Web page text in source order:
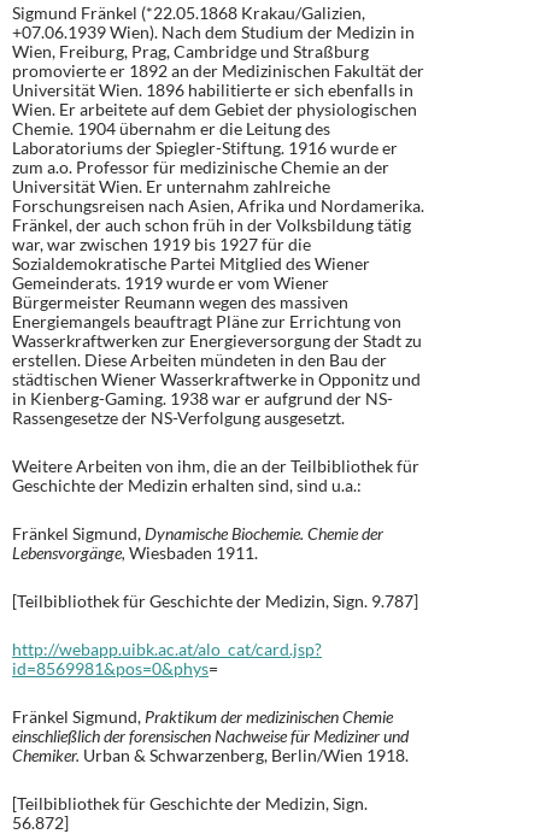
Sigmund Fränkel (*22.05.1868 Krakau/Galizien,
+07.06.1939 Wien). Nach dem Studium der Medizin in
Wien, Freiburg, Prag, Cambridge und Straßburg
promovierte er 1892 an der Medizinischen Fakultät der
Universität Wien. 1896 habilitierte er sich ebenfalls in
Wien. Er arbeitete auf dem Gebiet der physiologischen
Chemie. 1904 übernahm er die Leitung des
Laboratoriums der Spiegler-Stiftung. 1916 wurde er
zum a.o. Professor für medizinische Chemie an der
Universität Wien. Er unternahm zahlreiche
Forschungsreisen nach Asien, Afrika und Nordamerika.
Fränkel, der auch schon früh in der Volksbildung tätig
war, war zwischen 1919 bis 1927 für die
Sozialdemokratische Partei Mitglied des Wiener
Gemeinderats. 1919 wurde er vom Wiener
Bürgermeister Reumann wegen des massiven
Energiemangels beauftragt Pläne zur Errichtung von
Wasserkraftwerken zur Energieversorgung der Stadt zu
erstellen. Diese Arbeiten mündeten in den Bau der
städtischen Wiener Wasserkraftwerke in Opponitz und
in Kienberg-Gaming. 1938 war er aufgrund der NS-
Rassengesetze der NS-Verfolgung ausgesetzt.
Weitere Arbeiten von ihm, die an der Teilbibliothek für
Geschichte der Medizin erhalten sind, sind u.a.:
Fränkel Sigmund,Dynamische Biochemie. Chemie der
Lebensvorgänge, Wiesbaden 1911.
[Teilbibliothek für Geschichte der Medizin, Sign. 9.787]
http://webapp.uibk.ac.at/alo_cat/card.jsp?
id=8569981&pos=0&phys=
Fränkel Sigmund, Praktikum der medizinischen Chemie
einschließlich der forensischen Nachweise für Mediziner und
Chemiker. Urban & Schwarzenberg, Berlin/Wien 1918.
[Teilbibliothek für Geschichte der Medizin, Sign.
56.872]